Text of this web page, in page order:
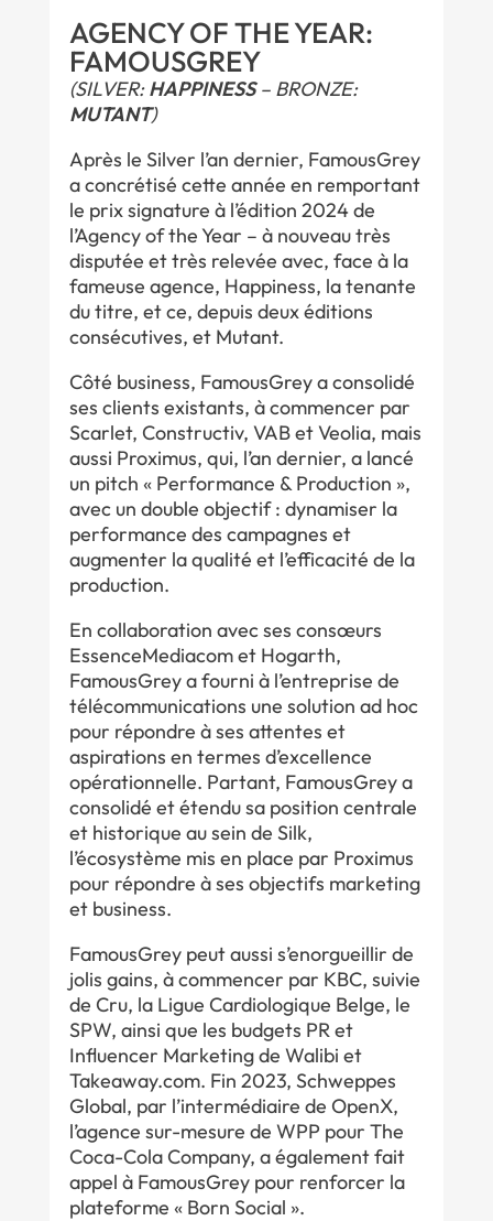
AGENCY OF THE YEAR:
FAMOUSGREY
(SILVER:HAPPINESS– BRONZE:
MUTANT)
Après le Silver l’an dernier, FamousGrey
a concrétisé cette année en remportant
le prix signature à l’édition 2024 de
l’Agency of the Year – à nouveau très
disputée et très relevée avec, face à la
fameuse agence, Happiness, la tenante
du titre, et ce, depuis deux éditions
consécutives, et Mutant.
Côté business, FamousGrey a consolidé
ses clients existants, à commencer par
Scarlet, Constructiv, VAB et Veolia, mais
aussi Proximus, qui, l’an dernier, a lancé
un pitch « Performance & Production »,
avec un double objectif : dynamiser la
performance des campagnes et
augmenter la qualité et l’efficacité de la
production.
En collaboration avec ses consœurs
EssenceMediacom et Hogarth,
FamousGrey a fourni à l’entreprise de
télécommunications une solution ad hoc
pour répondre à ses attentes et
aspirations en termes d’excellence
opérationnelle. Partant, FamousGrey a
consolidé et étendu sa position centrale
et historique au sein de Silk,
l’écosystème mis en place par Proximus
pour répondre à ses objectifs marketing
et business.
FamousGrey peut aussi s’enorgueillir de
jolis gains, à commencer par KBC, suivie
de Cru, la Ligue Cardiologique Belge, le
SPW, ainsi que les budgets PR et
Influencer Marketing de Walibi et
Takeaway.com. Fin 2023, Schweppes
Global, par l’intermédiaire de OpenX,
l’agence sur-mesure de WPP pour The
Coca-Cola Company, a également fait
appel à FamousGrey pour renforcer la
plateforme « Born Social ».